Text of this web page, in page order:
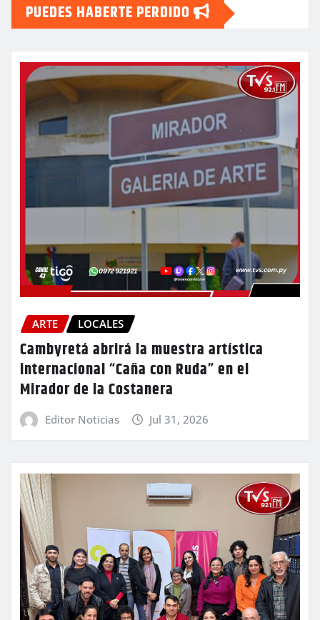
PUEDES HABERTE PERDIDO
ARTE LOCALES
Cambyretá abrirá la muestra artística
internacional “Caña con Ruda” en el
Mirador de la Costanera
Editor Noticias Jul 31, 2026